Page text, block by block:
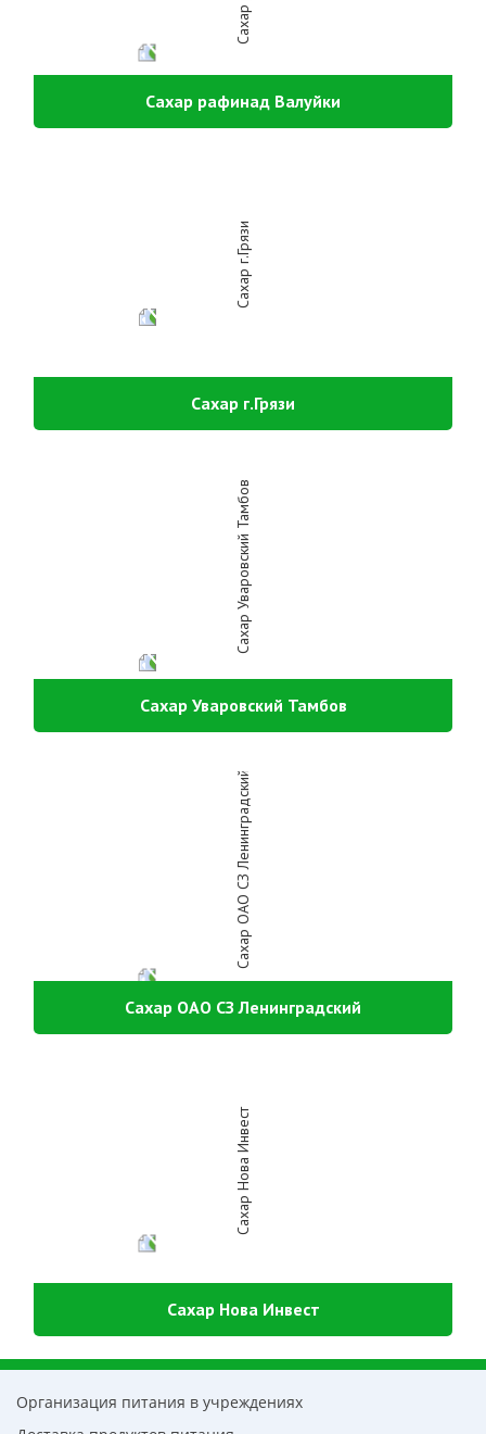
Сахар рафинад Валуйки
Сахар г.Грязи
Сахар Уваровский Тамбов
Сахар ОАО СЗ Ленинградский
Сахар Нова Инвест
Организация питания в учреждениях